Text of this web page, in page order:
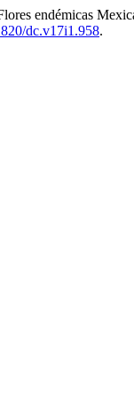
endémicas
dc.v17i1.958.